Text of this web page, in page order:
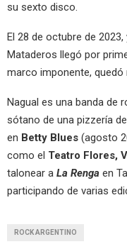
su sexto disco.
El 28 de octubre de
Mataderos llegó por
marco imponente,
Nagual es una banda de
sótano de una pizzería
en Betty Blues (agosto
como el Teatro Flores,
talonear a La Renga en
participando de varias
ROCK ARGENTINO